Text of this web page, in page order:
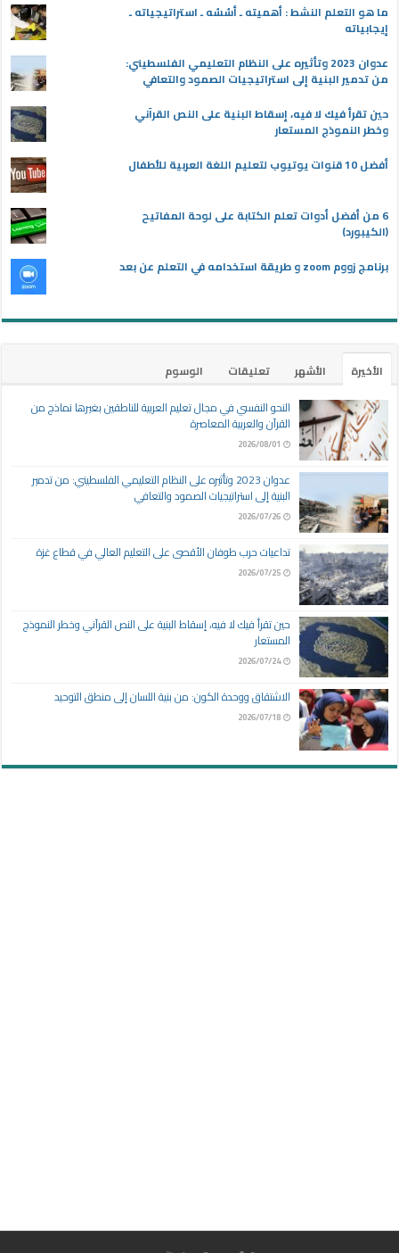
ما هو التعلم النشط : أهميته ـ أسُسُه ـ استراتيجياته ـ
إيجابياته
عدوان 2023 وتأثيره على النظام التعليمي الفلسطيني:
من تدمير البنية إلى استراتيجيات الصمود والتعافي
حين تقرأ فيك لا فيه، إسقاط البنية على النص القرآني
وخطر النموذج المستعار
أفضل 10 قنوات يوتيوب لتعليم اللغة العربية للأطفال
6 من أفضل أدوات تعلم الكتابة على لوحة المفاتيح
(الكيبورد)
برنامج زووم zoom و طريقة استخدامه في التعلم عن بعد
الأخيرة الأشهر تعليقات
الوسوم
النحو النفسي في مجال تعليم العربية للناطقين بغيرها نماذج من
القرآن والعربية المعاصرة
2026/08/01
عدوان 2023 وتأثيره على النظام التعليمي الفلسطيني: من تدمير
البنية إلى استراتيجيات الصمود والتعافي
2026/07/26
تداعيات حرب طوفان الأقصى على التعليم العالي في قطاع غزة
2026/07/25
حين تقرأ فيك لا فيه، إسقاط البنية على النص القرآني وخطر النموذج
المستعار
2026/07/24
الاشتقاق ووحدة الكون: من بنية اللسان إلى منطق التوحيد
2026/07/18